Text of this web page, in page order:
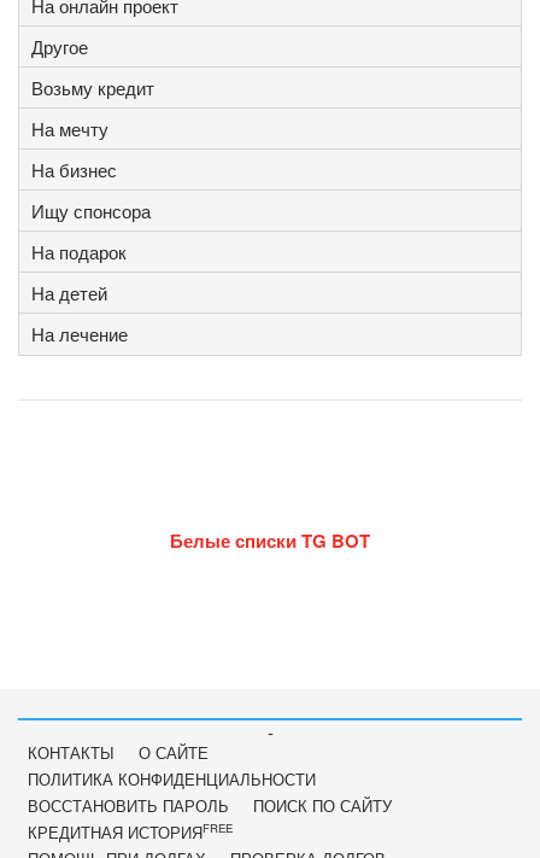
На онлайн проект
Другое
Возьму кредит
На мечту
На бизнес
Ищу спонсора
На подарок
На детей
На лечение
Белые списки TG BOT
-
КОНТАКТЫ
О САЙТЕ
ПОЛИТИКА КОНФИДЕНЦИАЛЬНОСТИ
ВОССТАНОВИТЬ ПАРОЛЬ
ПОИСК ПО САЙТУ
КРЕДИТНАЯ ИСТОРИЯFREE